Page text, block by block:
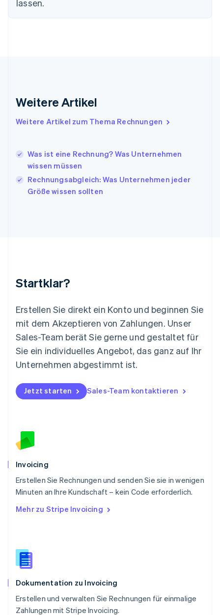
lassen.
Weitere Artikel
Weitere Artikel zum Thema Rechnungen
Was ist eine Rechnung? Was Unternehmen
wissen müssen
Rechnungsabgleich: Was Unternehmen jeder
Größe wissen sollten
Startklar?
Erstellen Sie direkt ein Konto und beginnen Sie
mit dem Akzeptieren von Zahlungen. Unser
Sales-Team berät Sie gerne und gestaltet für
Sie ein individuelles Angebot, das ganz auf Ihr
Unternehmen abgestimmt ist.
Jetzt starten Sales-Team kontaktieren
Invoicing
Erstellen Sie Rechnungen und senden Sie sie in wenigen
Minuten an Ihre Kundschaft – kein Code erforderlich.
Mehr zu Stripe Invoicing
Dokumentation zu Invoicing
Erstellen und verwalten Sie Rechnungen für einmalige
Zahlungen mit Stripe Invoicing.
Griechenland
English
日本語 English
EnglishFrançais
Lettland
Liechtenstein
DeutschEnglish
Litauen
Español English
Niederlande
NederlandsEnglish
English
Österreich
Deutsch
Polen
Portugal
PortuguêsEnglish
Schweden
Schweiz
Singapur
English简体中文
Slowakei
Slowenien
English
Spanien
Thailand
Tschechische Republik
English